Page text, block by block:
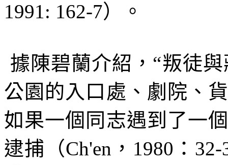
1991: 162-7）。
據陳碧蘭介紹，“叛徒
公園的入口處、劇院、
如果一個同志遇到了一
逮捕（Ch'en ， 1980 ： 32-